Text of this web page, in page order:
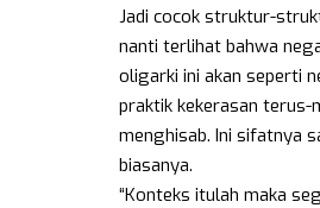
Jadi cocok struktur-
nanti terlihat bahwa
oligarki ini akan seperti
praktik kekerasan terus-
menghisab. Ini sifatnya
biasanya.
“Konteks itulah maka